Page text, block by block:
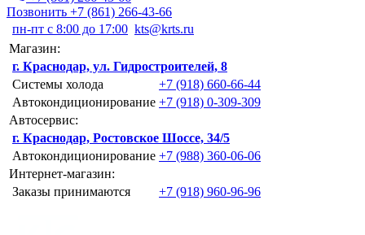
Позвонить +7 (861) 266-43-66
пн-пт с 8:00 до 17:00 kts@krts.ru
Магазин:
г. Краснодар, ул. Гидростроителей, 8
Системы холода
+7 (918) 660-66-44
Автокондиционирование +7 (918) 0-309-309
Автосервис:
г. Краснодар, Ростовское Шоссе, 34/5
Автокондиционирование +7 (988) 360-06-06
Интернет-магазин:
Заказы принимаются
+7 (918) 960-96-96